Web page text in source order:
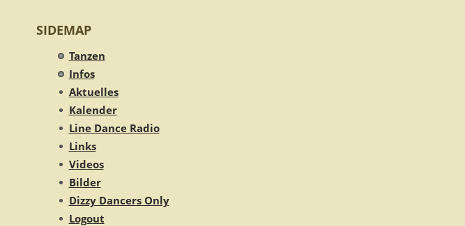
SIDEMAP
Tanzen
Infos
Aktuelles
Kalender
Line Dance Radio
Links
Videos
Bilder
Dizzy Dancers Only
Logout